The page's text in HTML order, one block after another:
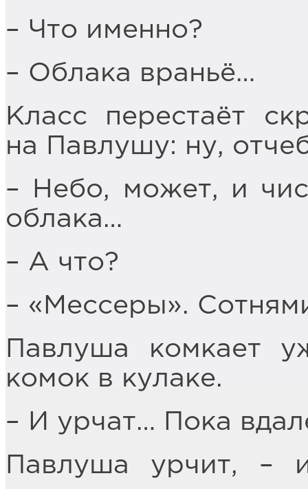
– Что именно?
– Облака враньё…
Класс перестаёт
на Павлушу: ну,
– Небо, может, и
облака…
– А что?
– «Мессеры».
Павлуша комкает
комок в кулаке.
– И урчат… Пока
Павлуша урчит, –